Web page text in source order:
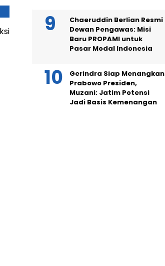
Chaeruddin Berlian Resmi
Dewan Pengawas: Misi
Baru PROPAMI untuk
Pasar Modal Indonesia
Gerindra Siap Menangkan
Prabowo Presiden,
Muzani: Jatim Potensi
Jadi Basis Kemenangan